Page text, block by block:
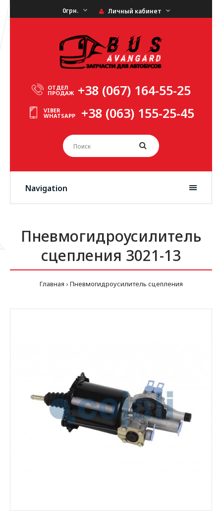
0грн. Личный кабинет
ОТДЕЛ
ПРОДАЖ +38 (067) 164-55-25
VIBER
WHATSAPP +38 (063) 155-25-45
Navigation
Пневмогидроусилитель
сцепления 3021-13
Главная Пневмогидроусилитель сцепления